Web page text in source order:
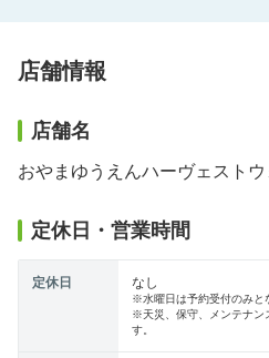
店舗情報
店舗名
おやまゆうえんハーヴェスト
定休日・営業時間
定休日 なし
※水曜日は予約受付のみと
※天災、保守、メンテナン
す。